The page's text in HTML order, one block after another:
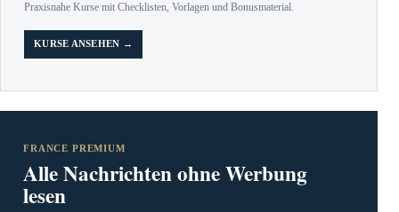
Praxisnahe Kurse mit Checklisten, Vorlagen und Bonusmaterial.
KURSE ANSEHEN →
FRANCE PREMIUM
Alle Nachrichten ohne Werbung
lesen